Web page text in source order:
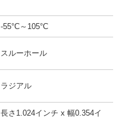
-55°C～105°C
スルーホール
ラジアル
長さ1.024インチ x 幅0.354イ